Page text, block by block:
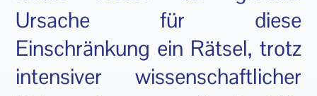
Ursache für diese
Einschränkung ein Rätsel, trotz
intensiver wissenschaftlicher